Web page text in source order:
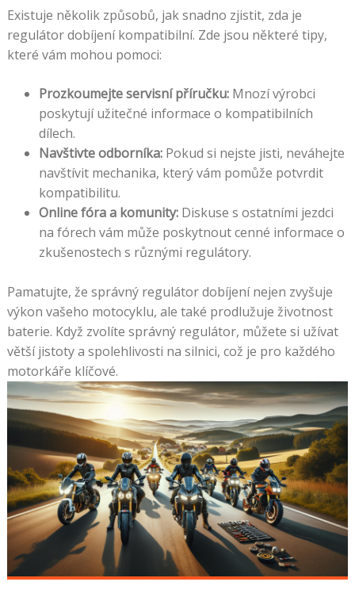
Existuje několik způsobů, jak snadno zjistit, zda je
regulátor dobíjení kompatibilní. Zde jsou některé tipy,
které vám mohou pomoci:
Prozkoumejte servisní příručku:Mnozí výrobci
poskytují užitečné informace o kompatibilních
dílech.
Navštivte odborníka:Pokud si nejste jisti, neváhejte
navštívit mechanika, který vám pomůže potvrdit
kompatibilitu.
Online fóra a komunity:Diskuse s ostatními jezdci
na fórech vám může poskytnout cenné informace o
zkušenostech s různými regulátory.
Pamatujte, že správný regulátor dobíjení nejen zvyšuje
výkon vašeho motocyklu, ale také prodlužuje životnost
baterie. Když zvolíte správný regulátor, můžete si užívat
větší jistoty a spolehlivosti na silnici, což je pro každého
motorkáře klíčové.